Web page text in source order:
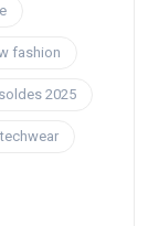
fashion
soldes 2025
techwear